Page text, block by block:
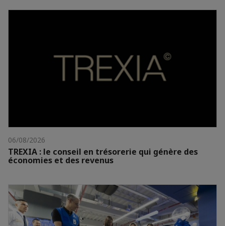
06/08/2026
TREXIA : le conseil en trésorerie qui génère des
économies et des revenus